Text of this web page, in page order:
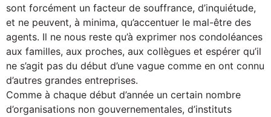
sont forcément un facteur de souffrance, d’inquiétude,
et ne peuvent, à minima, qu’accentuer le mal-être des
agents. Il ne nous reste qu’à exprimer nos condoléances
aux familles, aux proches, aux collègues et espérer qu’il
ne s’agit pas du début d’une vague comme en ont connu
d’autres grandes entreprises.
Comme à chaque début d’année un certain nombre
d’organisations non gouvernementales, d’instituts